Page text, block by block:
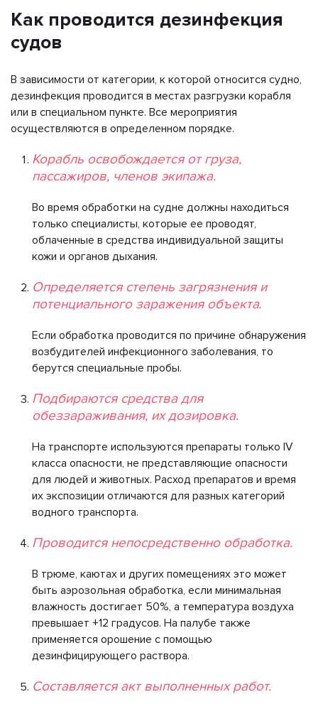
Как проводится дезинфекция
судов
В зависимости от категории, к которой относится судно,
дезинфекция проводится в местах разгрузки корабля
или в специальном пункте. Все мероприятия
осуществляются в определенном порядке.
Корабль освобождается от груза,
пассажиров, членов экипажа.
Во время обработки на судне должны находиться
только специалисты, которые ее проводят,
облаченные в средства индивидуальной защиты
кожи и органов дыхания.
Определяется степень загрязнения и
потенциального заражения объекта.
Если обработка проводится по причине обнаружения
возбудителей инфекционного заболевания, то
берутся специальные пробы.
Подбираются средства для
обеззараживания, их дозировка.
На транспорте используются препараты только IV
класса опасности, не представляющие опасности
для людей и животных. Расход препаратов и время
их экспозиции отличаются для разных категорий
водного транспорта.
Проводится непосредственно обработка.
В трюме, каютах и других помещениях это может
быть аэрозольная обработка, если минимальная
влажность достигает 50%, а температура воздуха
превышает +12 градусов. На палубе также
применяется орошение с помощью
дезинфицирующего раствора.
Составляется акт выполненных работ.